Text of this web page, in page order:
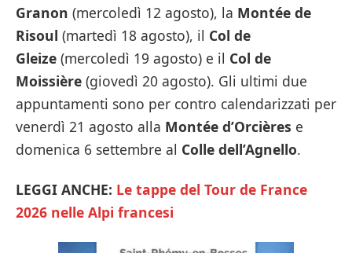
Granon (mercoledì 12 agosto), la Montée de
Risoul (martedì 18 agosto), il Col de
Gleize (mercoledì 19 agosto) e il Col de
Moissière (giovedì 20 agosto). Gli ultimi due
appuntamenti sono per contro calendarizzati per
venerdì 21 agosto alla Montée d’Orcières e
domenica 6 settembre al Colle dell’Agnello.
LEGGI ANCHE: Le tappe del Tour de France
2026 nelle Alpi francesi